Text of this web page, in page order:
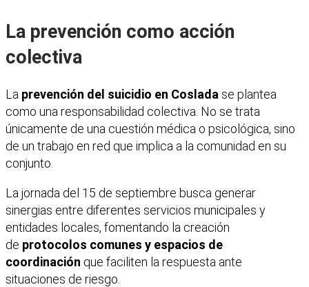
La prevención como acción
colectiva
La prevención del suicidio en Coslada se plantea
como una responsabilidad colectiva. No se trata
únicamente de una cuestión médica o psicológica, sino
de un trabajo en red que implica a la comunidad en su
conjunto.
La jornada del 15 de septiembre busca generar
sinergias entre diferentes servicios municipales y
entidades locales, fomentando la creación
de protocolos comunes y espacios de
coordinación que faciliten la respuesta ante
situaciones de riesgo.